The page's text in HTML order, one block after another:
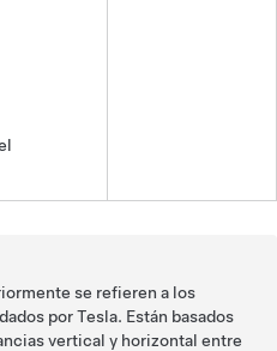
se refieren a los
por Tesla. Están basados
vertical y horizontal entre